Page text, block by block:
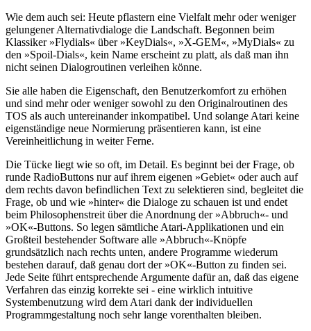
Wie dem auch sei: Heute pflastern eine Vielfalt mehr oder weniger
gelungener Alternativdialoge die Landschaft. Begonnen beim
Klassiker »Flydials« über »KeyDials«, »X-GEM«, »MyDials« zu
den »Spoil-Dials«, kein Name erscheint zu platt, als daß man ihn
nicht seinen Dialogroutinen verleihen könne.
Sie alle haben die Eigenschaft, den Benutzerkomfort zu erhöhen
und sind mehr oder weniger sowohl zu den Originalroutinen des
TOS als auch untereinander inkompatibel. Und solange Atari keine
eigenständige neue Normierung präsentieren kann, ist eine
Vereinheitlichung in weiter Ferne.
Die Tücke liegt wie so oft, im Detail. Es beginnt bei der Frage, ob
runde RadioButtons nur auf ihrem eigenen »Gebiet« oder auch auf
dem rechts davon befindlichen Text zu selektieren sind, begleitet die
Frage, ob und wie »hinter« die Dialoge zu schauen ist und endet
beim Philosophenstreit über die Anordnung der »Abbruch«- und
»OK«-Buttons. So legen sämtliche Atari-Applikationen und ein
Großteil bestehender Software alle »Abbruch«-Knöpfe
grundsätzlich nach rechts unten, andere Programme wiederum
bestehen darauf, daß genau dort der »OK«-Button zu finden sei.
Jede Seite führt entsprechende Argumente dafür an, daß das eigene
Verfahren das einzig korrekte sei - eine wirklich intuitive
Systembenutzung wird dem Atari dank der individuellen
Programmgestaltung noch sehr lange vorenthalten bleiben.